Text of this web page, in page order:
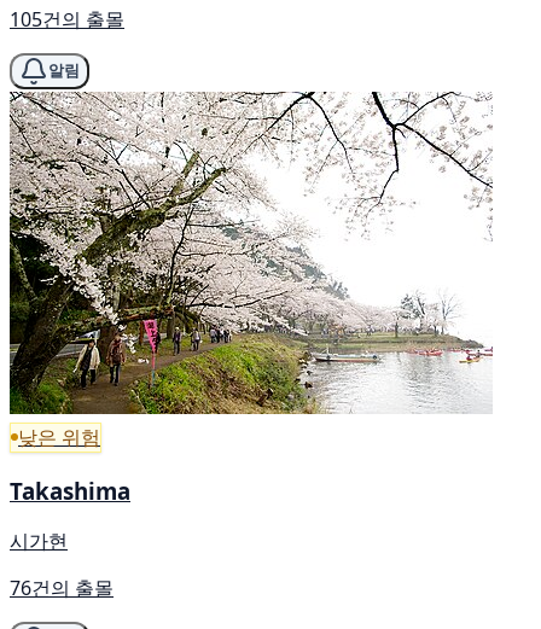
105건의 출몰
알림
낮은 위험
Takashima
시가현
76건의 출몰